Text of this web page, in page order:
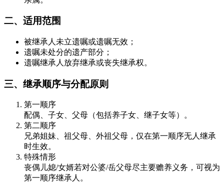
二、适用范围
被继承人未立遗嘱或遗嘱无效；
遗嘱未处分的遗产部分；
遗嘱继承人放弃继承或丧失继承权。
三、继承顺序与分配原则
第一顺序
配偶、子女、父母（包括养子女、继子女等）。
第二顺序
兄弟姐妹、祖父母、外祖父母，仅在第一顺序无人继承
时生效。
特殊情形
丧偶儿媳/女婿若对公婆/岳父母尽主要赡养义务，可视为
第一顺序继承人。